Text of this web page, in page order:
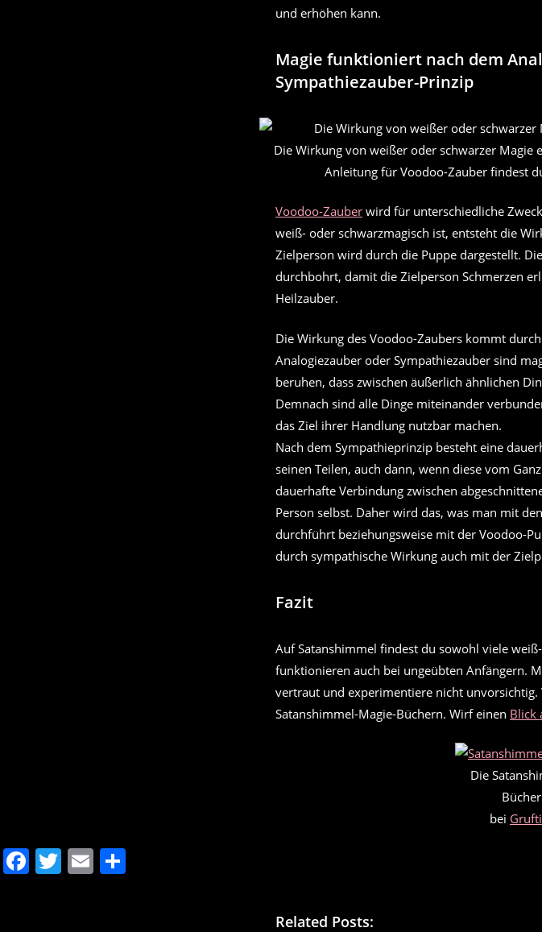
und erhöhen kann.
Magie funktioniert nach dem
Sympathiezauber-Prinzip
Die Wirkung von weißer oder schwarzer Magie
Anleitung für Voodoo-Zauber findest
Voodoo-Zauber wird für unterschiedliche
weiß- oder schwarzmagisch ist, entsteht die
Zielperson wird durch die Puppe dargestellt.
durchbohrt, damit die Zielperson Schmerzen
Heilzauber.
Die Wirkung des Voodoo-Zaubers kommt
Analogiezauber oder Sympathiezauber sind
beruhen, dass zwischen äußerlich ähnlichen
Demnach sind alle Dinge miteinander
das Ziel ihrer Handlung nutzbar machen.
Nach dem Sympathieprinzip besteht eine
seinen Teilen, auch dann, wenn diese vom
dauerhafte Verbindung zwischen
Person selbst. Daher wird das, was man mit
durchführt beziehungsweise mit der Voodoo-
durch sympathische Wirkung auch mit der
Fazit
Auf Satanshimmel findest du sowohl viele
funktionieren auch bei ungeübten Anfängern.
vertraut und experimentiere nicht
Satanshimmel-Magie-Büchern. Wirf einen Blick
Die
bei
F T E
Related Posts: